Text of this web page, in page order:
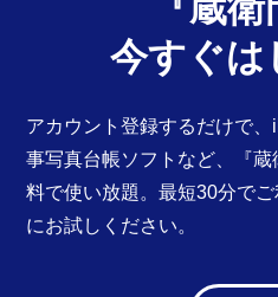
今すぐは
アカウント登録するだけで
事写真台帳ソフトなど、『
料で使い放題。最短30分で
にお試しください。